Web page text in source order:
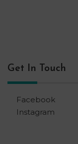
Get In Touch
Facebook
Instagram